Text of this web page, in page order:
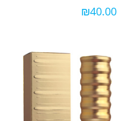
₪40.00